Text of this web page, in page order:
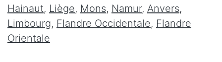
Hainaut, Liège, Mons, Namur, Anvers,
Limbourg, Flandre Occidentale, Flandre
Orientale